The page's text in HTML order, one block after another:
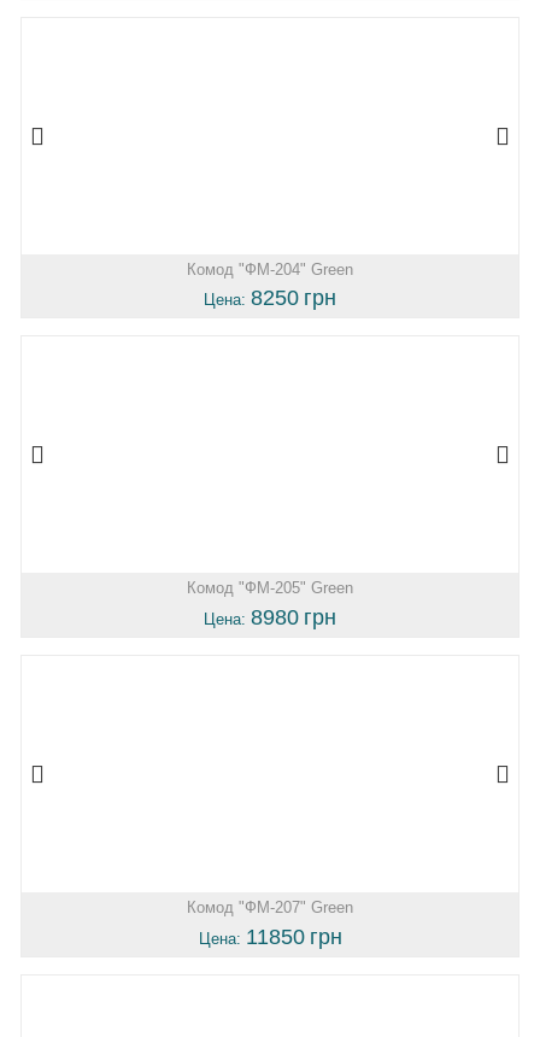
Комод "ФМ-204" Green
Цена: 8250 грн
Комод "ФМ-205" Green
Цена: 8980 грн
Комод "ФМ-207" Green
Цена: 11850 грн